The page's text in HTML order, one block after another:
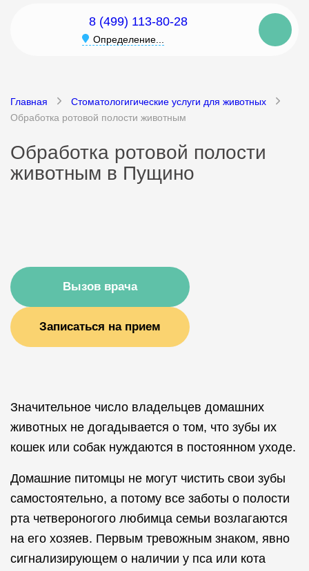
8 (499) 113-80-28
Определение...
Главная
Стоматологигические услуги для животных
Обработка ротовой полости животным
Обработка ротовой полости
животным в Пущино
Вызов врача
Записаться на прием
Значительное число владельцев домашних
животных не догадывается о том, что зубы их
кошек или собак нуждаются в постоянном уходе.
Домашние питомцы не могут чистить свои зубы
самостоятельно, а потому все заботы о полости
рта четвероногого любимца семьи возлагаются
на его хозяев. Первым тревожным знаком, явно
сигнализирующем о наличии у пса или кота